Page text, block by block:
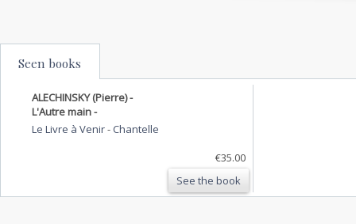
Seen books
ALECHINSKY (Pierre) -
L'Autre main -
Le Livre à Venir- Chantelle
€35.00
See the book